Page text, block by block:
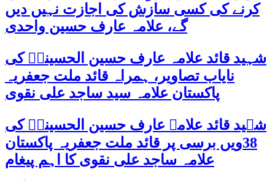
کرنے کی کسی سازش کی اجازت نہیں دیں
گے، علامہ عارف حسین واحدی
شہید قائد علامہ عارف حسین الحسینیؒ کی
نایاب تصاویر، ہمراہ قائد ملت جعفریہ
پاکستان علامہ سید ساجد علی نقوی
شہید قائد علامہ عارف حسین الحسینیؒ کی
38ویں برسی پر قائد ملت جعفریہ پاکستان
علامہ ساجد علی نقوی کا اہم پیغام